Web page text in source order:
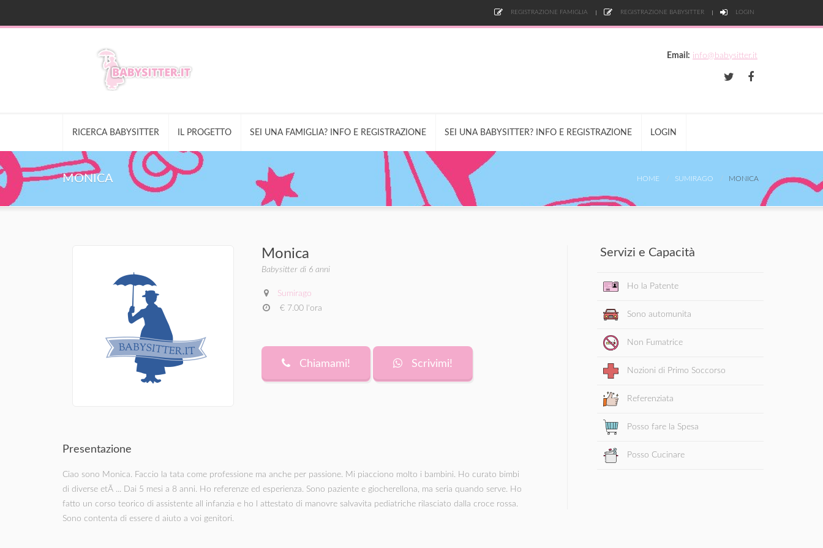
REGISTRAZIONE FAMIGLIA REGISTRAZIONE BABYSITTER LOGIN
Email: info@babysitter.it
RICERCA BABYSITTER IL PROGETTO SEI UNA FAMIGLIA? INFO E REGISTRAZIONE SEI UNA BABYSITTER? INFO E REGISTRAZIONE LOGIN
MONICA HOME SUMIRAGO MONICA
Monica
Babysitter di 6 anni
Sumirago
€ 7.00 l'ora
Chiamami! Scrivimi!
Presentazione
Ciao sono Monica. Faccio la tata come professione ma anche per passione. Mi piacciono molto i bambini. Ho curato bimbi
di diverse etÃ ... Dai 5 mesi a 8 anni. Ho referenze ed esperienza. Sono paziente e giocherellona, ma seria quando serve. Ho
fatto un corso teorico di assistente all infanzia e ho l attestato di manovre salvavita pediatriche rilasciato dalla croce rossa.
Sono contenta di essere d aiuto a voi genitori.
Servizi e Capacità
Ho la Patente
Sono automunita
Non Fumatrice
Nozioni di Primo Soccorso
Referenziata
Posso fare la Spesa
Posso Cucinare